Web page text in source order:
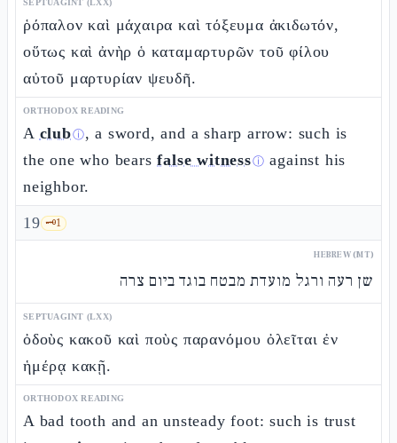
SEPTUAGINT (LXX)
ῥόπαλον καὶ μάχαιρα καὶ τόξευμα ἀκιδωτόν,
οὕτως καὶ ἀνὴρ ὁ καταμαρτυρῶν τοῦ φίλου
αὐτοῦ μαρτυρίαν ψευδῆ.
ORTHODOX READING
A clubⓘ, a sword, and a sharp arrow: such is
the one who bearsfalse witnessⓘ against his
neighbor.
19 🗝️1
HEBREW (MT)
שן רעה ורגל מועדת מבטח בוגד ביום צרה
SEPTUAGINT (LXX)
ὀδοὺς κακοῦ καὶ ποὺς παρανόμου ὀλεῖται ἐν
ἡμέρᾳ κακῇ.
ORTHODOX READING
A bad tooth and an unsteady foot: such is trust